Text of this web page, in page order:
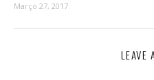
Março 27, 2017
LEAVE